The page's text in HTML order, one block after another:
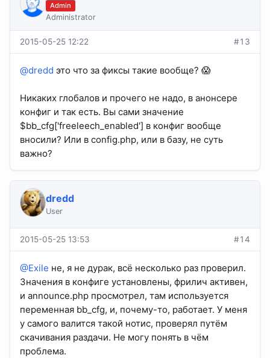
Admin
Administrator
2015-05-25 12:22 #13
@dredd это что за фиксы такие вообще? 😱
Никаких глобалов и прочего не надо, в анонсере
конфиг и так есть. Вы сами значение
$bb_cfg['freeleech_enabled'] в конфиг вообще
вносили? Или в config.php, или в базу, не суть
важно?
dredd
User
2015-05-25 13:53 #14
@Exile не, я не дурак, всё несколько раз проверил.
Значения в конфиге установлены, фрилич активен,
и announce.php просмотрел, там используется
переменная bb_cfg, и, почему-то, работает. У меня
у самого валится такой нотис, проверял путём
скачивания раздачи. Не могу понять в чём
проблема.